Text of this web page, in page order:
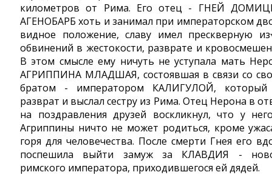
километров от Рима. Его отец - ГНЕЙ
АГЕНОБАРБ хоть и занимал при императорском
видное положение, славу имел прескверную
обвинений в жестокости, разврате и
В этом смысле ему ничуть не уступала мать
АГРИППИНА МЛАДШАЯ, состоявшая в связи со
братом - императором КАЛИГУЛОЙ, который
разврат и выслал сестру из Рима. Отец Нерона в
на поздравления друзей воскликнул, что у
Агриппины ничто не может родиться, кроме
горя для человечества. После смерти Гнея его
поспешила выйти замуж за КЛАВДИЯ -
римского императора, приходившегося ей дядей.